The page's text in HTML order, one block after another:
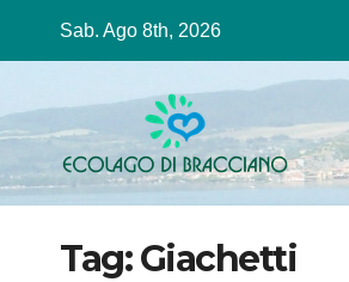
Sab. Ago 8th, 2026
Tag:Giachetti